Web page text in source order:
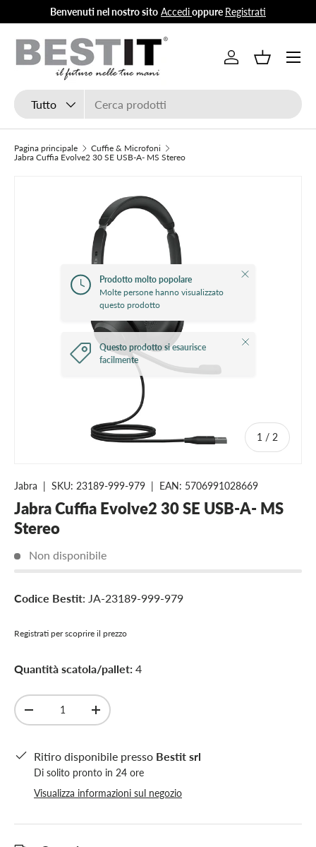
Passa ai contenuti
Benvenuti nel nostro sito Accedioppure Registrati
Cerca
Tipo prodotto
Tutto
AccediCestino
Menu
Pagina principale
Cuffie & Microfoni
Jabra Cuffia Evolve2 30 SE USB-A- MS Stereo
1 / di
2
Prodotto molto popolare
Molte persone hanno visualizzato
questo prodotto
Chiudi
Questo prodotto si esaurisce
facilmente
Chiudi
Jabra | SKU: 23189-999-979 | EAN: 5706991028669
Jabra Cuffia Evolve2 30 SE USB-A- MS
Stereo
Non disponibile
Codice Bestit: JA-23189-999-979
Registrati per scoprire il prezzo
Quantità scatola/pallet: 4
Q.tà
-
+
Ritiro disponibile presso Bestit srl
Di solito pronto in 24 ore
Visualizza informazioni sul negozio